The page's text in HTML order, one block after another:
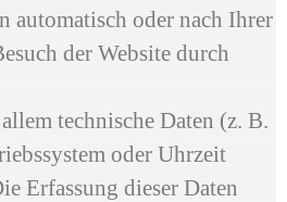
automatisch oder nach Ihrer
der Website durch
technische Daten (z. B.
oder Uhrzeit
Erfassung dieser Daten